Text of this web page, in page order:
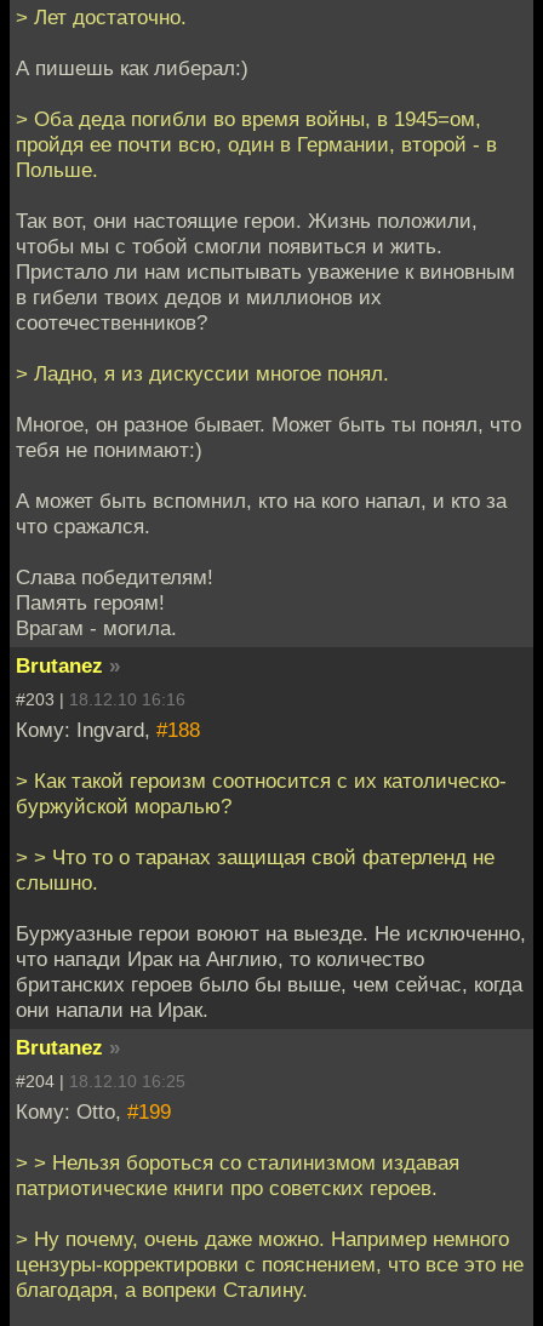
> Лет достаточно.
А пишешь как либерал:)
> Оба деда погибли во время войны, в 1945=ом,
пройдя ее почти всю, один в Германии, второй - в
Польше.
Так вот, они настоящие герои. Жизнь положили,
чтобы мы с тобой смогли появиться и жить.
Пристало ли нам испытывать уважение к виновным
в гибели твоих дедов и миллионов их
соотечественников?
> Ладно, я из дискуссии многое понял.
Многое, он разное бывает. Может быть ты понял, что
тебя не понимают:)
А может быть вспомнил, кто на кого напал, и кто за
что сражался.
Слава победителям!
Память героям!
Врагам - могила.
Brutanez »
#203 | 18.12.10 16:16
Кому: Ingvard, #188
> Как такой героизм соотносится с их католическо-
буржуйской моралью?
> > Что то о таранах защищая свой фатерленд не
слышно.
Буржуазные герои воюют на выезде. Не исключенно,
что напади Ирак на Англию, то количество
британских героев было бы выше, чем сейчас, когда
они напали на Ирак.
Brutanez »
#204 | 18.12.10 16:25
Кому: Otto, #199
> > Нельзя бороться со сталинизмом издавая
патриотические книги про советских героев.
> Ну почему, очень даже можно. Например немного
цензуры-корректировки c пояснением, что все это не
благодаря, а вопреки Сталину.